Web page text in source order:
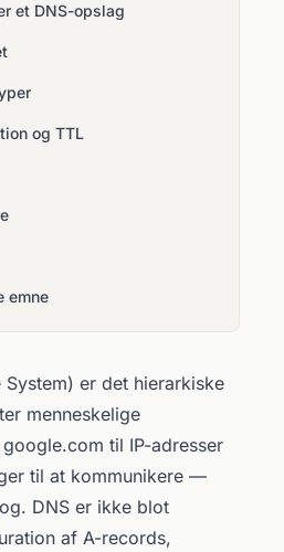
et DNS-opslag
og TTL
emne
System) er det hierarkiske
menneskelige
til IP-adresser
til at kommunikere —
DNS er ikke blot
af A-records,